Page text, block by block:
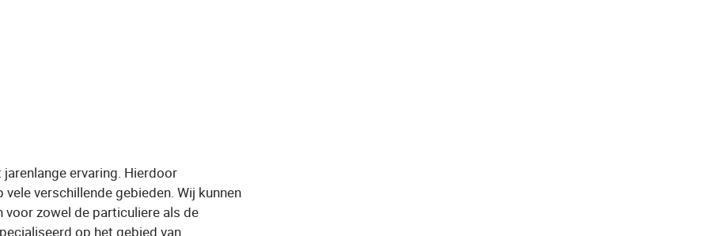
ervaring. Hierdoor
verschillende gebieden. Wij kunnen
voor zowel de particuliere als de
op het gebied van